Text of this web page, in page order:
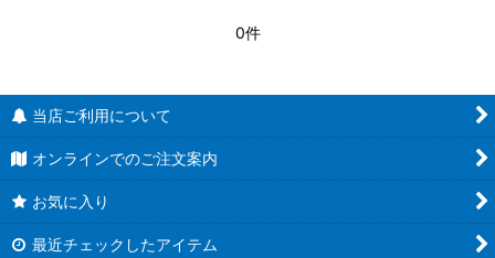
0件
当店ご利用について
オンラインでのご注文案内
お気に入り
最近チェックしたアイテム